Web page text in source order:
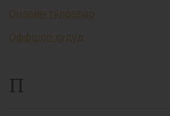
Онлайн тўловлар
Оффшор ҳудуд
П